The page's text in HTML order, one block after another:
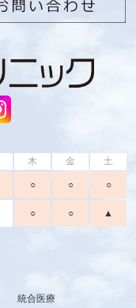
木 金 土
○ ○ ○
○ ○ ▲
統合医療